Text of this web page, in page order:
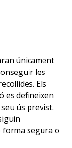
únicament
les
Els
es defineixen
ús previst.
forma segura o